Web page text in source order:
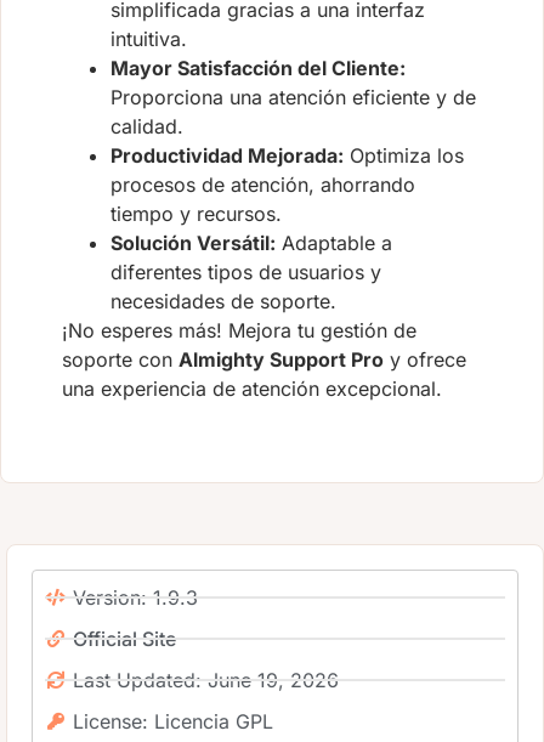
simplificada gracias a una interfaz
intuitiva.
Mayor Satisfacción del Cliente:
Proporciona una atención eficiente y de
calidad.
Productividad Mejorada: Optimiza los
procesos de atención, ahorrando
tiempo y recursos.
Solución Versátil: Adaptable a
diferentes tipos de usuarios y
necesidades de soporte.
¡No esperes más! Mejora tu gestión de
soporte con Almighty Support Pro y ofrece
una experiencia de atención excepcional.
Version: 1.9.3
Official Site
Last Updated: June 19, 2026
License: Licencia GPL